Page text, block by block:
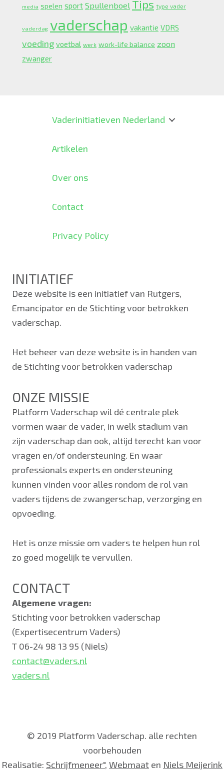
media spelen sport Spullenboel Tips type vader
vaderdag vaderschap vakantie VDRS
voeding voetbal werk work-life balance zoon
zwanger
Vaderinitiatieven Nederland
Artikelen
Over ons
Contact
Privacy Policy
INITIATIEF
Deze website is een initiatief van Rutgers,
Emancipator en de Stichting voor betrokken
vaderschap.
Het beheer van deze website is in handen van
de Stichting voor betrokken vaderschap
ONZE MISSIE
Platform Vaderschap wil dé centrale plek
vormen waar de vader, in welk stadium van
zijn vaderschap dan ook, altijd terecht kan voor
vragen en/of ondersteuning. En waar
professionals experts en ondersteuning
kunnen vinden voor alles rondom de rol van
vaders tijdens de zwangerschap, verzorging en
opvoeding.
Het is onze missie om vaders te helpen hun rol
zo goed mogelijk te vervullen.
CONTACT
Algemene vragen:
Stichting voor betrokken vaderschap
(Expertisecentrum Vaders)
T 06-24 98 13 95 (Niels)
contact@vaders.nl
vaders.nl
© 2019 Platform Vaderschap. alle rechten
voorbehouden
Realisatie: Schrijfmeneer", Webmaat en Niels Meijerink